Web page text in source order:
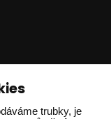
trubky, je